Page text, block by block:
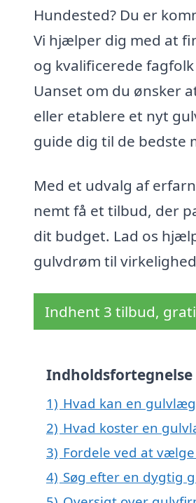
Hundested? Du er
Vi hjælper dig med at
og kvalificerede
Uanset om du ønsker
eller etablere et nyt
guide dig til de bedste
Med et udvalg af
nemt få et tilbud, der
dit budget. Lad os
gulvdrøm til
Indhent 3 tilbud,
Indholdsfortegnelse
1) Hvad kan en
2) Hvad koster en
3) Fordele ved at
4) Søg efter en dygtig